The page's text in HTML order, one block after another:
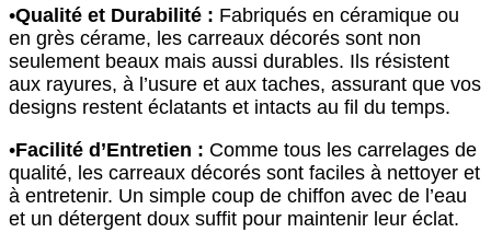
•Qualité et Durabilité : Fabriqués en céramique ou
en grès cérame, les carreaux décorés sont non
seulement beaux mais aussi durables. Ils résistent
aux rayures, à l’usure et aux taches, assurant que vos
designs restent éclatants et intacts au fil du temps.
•Facilité d’Entretien : Comme tous les carrelages de
qualité, les carreaux décorés sont faciles à nettoyer et
à entretenir. Un simple coup de chiffon avec de l’eau
et un détergent doux suffit pour maintenir leur éclat.